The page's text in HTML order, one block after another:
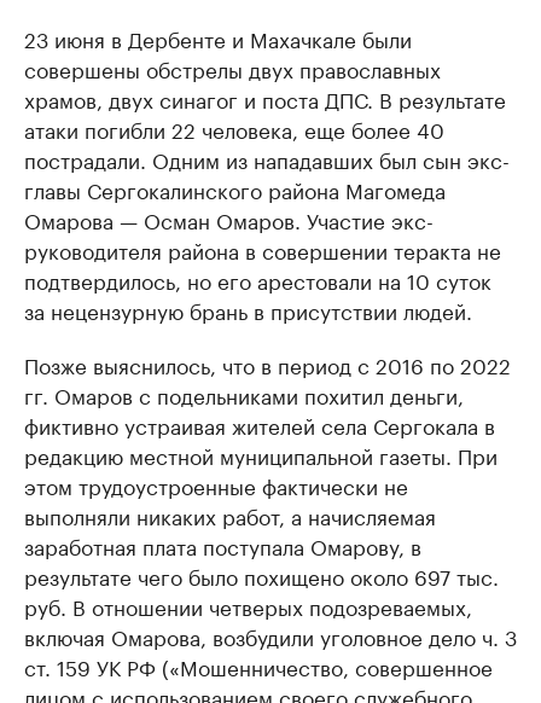
23 июня в Дербенте и Махачкале были
совершены обстрелы двух православных
храмов, двух синагог и поста ДПС. В результате
атаки погибли 22 человека, еще более 40
пострадали. Одним из нападавших был сын экс-
главы Сергокалинского района Магомеда
Омарова — Осман Омаров. Участие экс-
руководителя района в совершении теракта не
подтвердилось, но его арестовали на 10 суток
за нецензурную брань в присутствии людей.
Позже выяснилось, что в период с 2016 по 2022
гг. Омаров с подельниками похитил деньги,
фиктивно устраивая жителей села Сергокала в
редакцию местной муниципальной газеты. При
этом трудоустроенные фактически не
выполняли никаких работ, а начисляемая
заработная плата поступала Омарову, в
результате чего было похищено около 697 тыс.
руб. В отношении четверых подозреваемых,
включая Омарова, возбудили уголовное дело ч. 3
ст. 159 УК РФ («Мошенничество, совершенное
лицом с использованием своего служебного